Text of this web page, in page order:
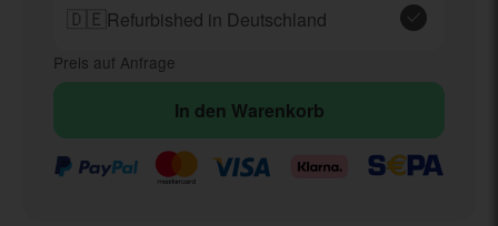
🇩🇪Refurbished in Deutschland
Preis auf Anfrage
In den Warenkorb